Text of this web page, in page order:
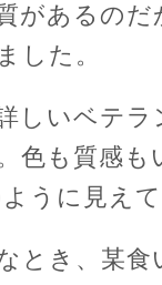
があるの
した。
しいベテ
色も質感も
ように見え
とき、某